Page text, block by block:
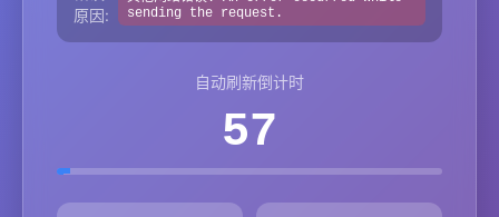
原因:
sending the request.
自动刷新倒计时
57